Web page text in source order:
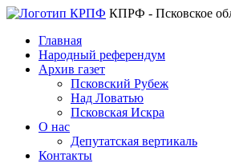
КПРФ - Псковское
Главная
Народный референдум
Архив газет
Псковский Рубеж
Над Ловатью
Псковская Искра
О нас
Депутатская вертикаль
Контакты